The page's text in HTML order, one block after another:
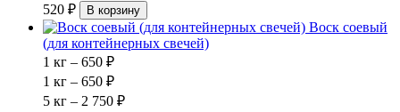
520 ₽
В корзину
Воск соевый
(для контейнерных свечей)
1 кг – 650 ₽
1 кг – 650 ₽
5 кг – 2 750 ₽